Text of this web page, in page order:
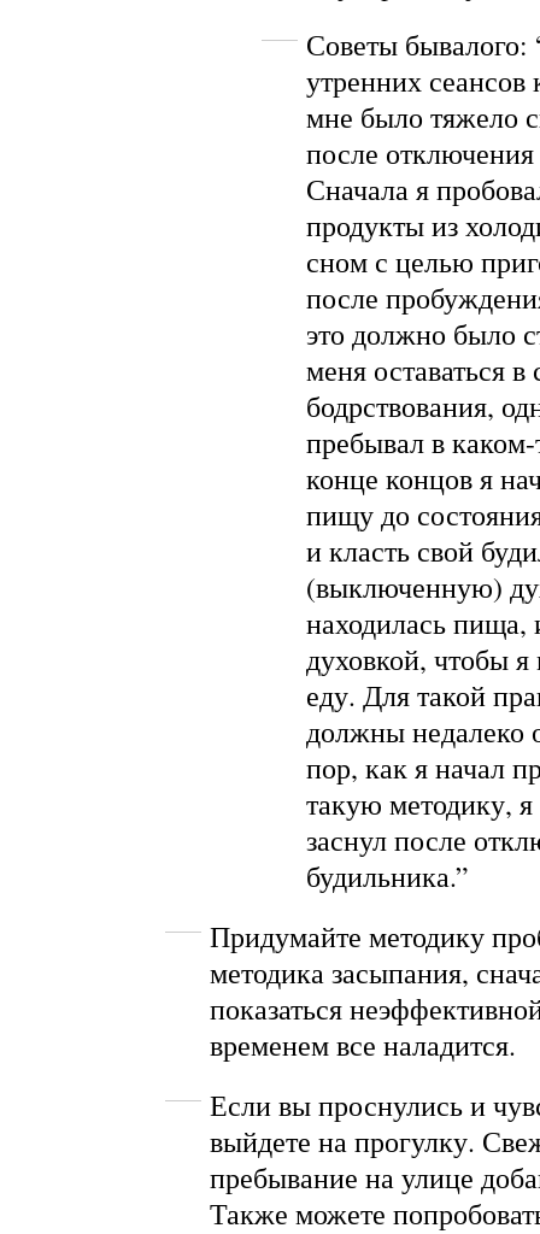
Советы бывалого:
утренних сеансов
мне было тяжело
после
Сначала я
продукты из
сном с целью
после
это должно было
меня оставаться в
бодрствования,
пребывал в
конце концов я
пищу до
и класть свой
(выключенную)
находилась пища,
духовкой, чтобы
еду. Для такой
должны недалеко
пор, как я начал
такую методику,
заснул после
будильника.”
Придумайте методику
методика засыпания,
показаться
временем все наладится.
Если вы проснулись и
выйдете на прогулку.
пребывание на улице
Также можете